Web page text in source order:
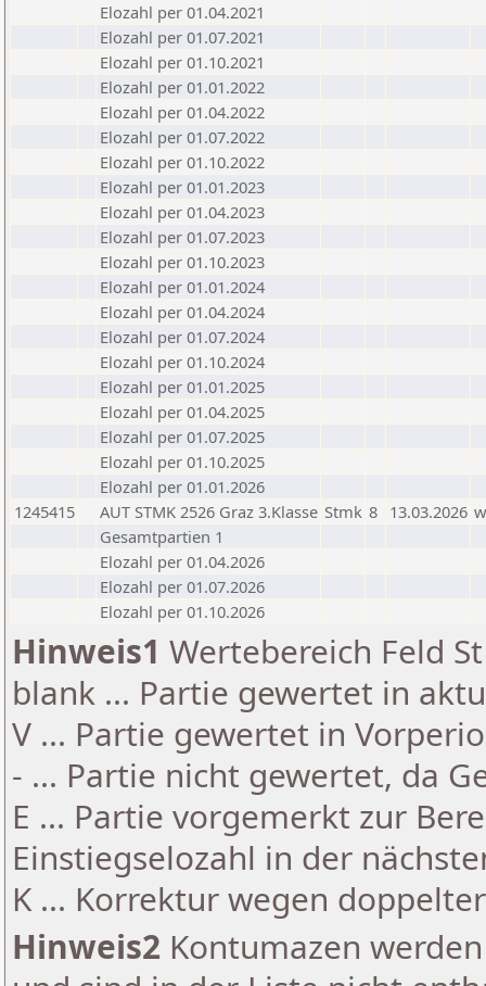
Elozahl per 01.04.2021
Elozahl per 01.07.2021
Elozahl per 01.10.2021
Elozahl per 01.01.2022
Elozahl per 01.04.2022
Elozahl per 01.07.2022
Elozahl per 01.10.2022
Elozahl per 01.01.2023
Elozahl per 01.04.2023
Elozahl per 01.07.2023
Elozahl per 01.10.2023
Elozahl per 01.01.2024
Elozahl per 01.04.2024
Elozahl per 01.07.2024
Elozahl per 01.10.2024
Elozahl per 01.01.2025
Elozahl per 01.04.2025
Elozahl per 01.07.2025
Elozahl per 01.10.2025
Elozahl per 01.01.2026
1245415
AUT STMK 2526 Graz 3.Klasse Stmk 8 13.03.2026 w
Gesamtpartien 1
Elozahl per 01.04.2026
Elozahl per 01.07.2026
Elozahl per 01.10.2026
Hinweis1 Wertebereich Feld
blank ... Partie gewertet in
V ... Partie gewertet in
- ... Partie nicht gewertet, da
E ... Partie vorgemerkt zur
Einstiegselozahl in der
K ... Korrektur wegen
Hinweis2 Kontumazen